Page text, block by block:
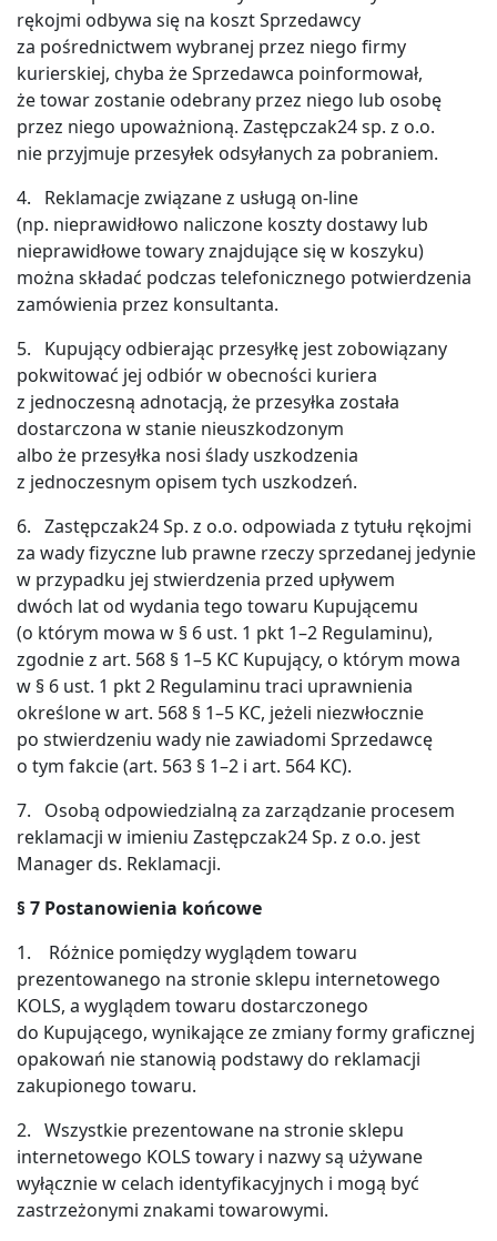
rękojmi odbywa się na koszt Sprzedawcy
za pośrednictwem wybranej przez niego firmy
kurierskiej, chyba że Sprzedawca poinformował,
że towar zostanie odebrany przez niego lub osobę
przez niego upoważnioną. Zastępczak24 sp. z o.o.
nie przyjmuje przesyłek odsyłanych za pobraniem.
4. Reklamacje związane z usługą on-line
(np. nieprawidłowo naliczone koszty dostawy lub
nieprawidłowe towary znajdujące się w koszyku)
można składać podczas telefonicznego potwierdzenia
zamówienia przez konsultanta.
5. Kupujący odbierając przesyłkę jest zobowiązany
pokwitować jej odbiór w obecności kuriera
z jednoczesną adnotacją, że przesyłka została
dostarczona w stanie nieuszkodzonym
albo że przesyłka nosi ślady uszkodzenia
z jednoczesnym opisem tych uszkodzeń.
6. Zastępczak24 Sp. z o.o. odpowiada z tytułu rękojmi
za wady fizyczne lub prawne rzeczy sprzedanej jedynie
w przypadku jej stwierdzenia przed upływem
dwóch lat od wydania tego towaru Kupującemu
(o którym mowa w § 6 ust. 1 pkt 1–2 Regulaminu),
zgodnie z art. 568 § 1–5 KC Kupujący, o którym mowa
w § 6 ust. 1 pkt 2 Regulaminu traci uprawnienia
określone w art. 568 § 1–5 KC, jeżeli niezwłocznie
po stwierdzeniu wady nie zawiadomi Sprzedawcę
o tym fakcie (art. 563 § 1–2 i art. 564 KC).
7. Osobą odpowiedzialną za zarządzanie procesem
reklamacji w imieniu Zastępczak24 Sp. z o.o. jest
Manager ds. Reklamacji.
§ 7 Postanowienia końcowe
1. Różnice pomiędzy wyglądem towaru
prezentowanego na stronie sklepu internetowego
KOLS, a wyglądem towaru dostarczonego
do Kupującego, wynikające ze zmiany formy graficznej
opakowań nie stanowią podstawy do reklamacji
zakupionego towaru.
2. Wszystkie prezentowane na stronie sklepu
internetowego KOLS towary i nazwy są używane
wyłącznie w celach identyfikacyjnych i mogą być
zastrzeżonymi znakami towarowymi.